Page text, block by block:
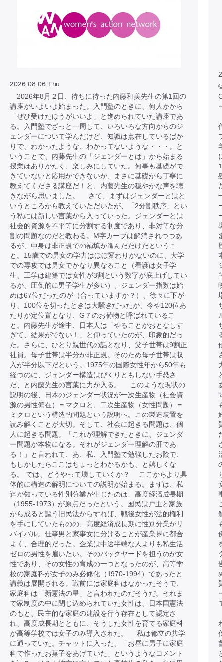
2026.08.06 Thu
2026年8月２日、待ちに待った内藤和美先生の第1回の
講座がいよいよ始まった。入門塾のときに、何人かから
「ぜひ受けたほうがいいよ」と進められていた講座であ
る。入門塾でざっと一周して、いろいろな方向からのジ
ェンダーについて学んだけど、知識は点在しているばか
りで、わかったような、わかってないような・・・。と
いうことで、内藤先生の「ジェンダーとは」から始まる
授業はありがたく、楽しみにしていた。何事も基礎がで
きていないと応用ができないが、まさに基礎から丁寧に
教えてくださる講座だ！と、内藤先生の穏やかな声を聴
きながら思いました。 さて、まずはジェンダーとはと
いうところから教えていただいたが、「2分割秩序」とい
う私には新しい言葉から入っていった。ジェンダーとは
社会的資源を不平等に分割する制度であり、非対等な分
割の問題なのだと教わる。M字カーブは解消されつつあ
るが、中身は非正規での補填が進んだだけだというこ
と。15歳での男女の学力はほぼ変わりがないのに、大学
での専攻では男女でかなり異なること（看護は女子学
生、工学は建築では女性が3割という数字が底上げしてい
るが、圧倒的に男子学生が多い）、ジェンダー指数は始
めは67位だったのが（合っていますか？）、徐々に下が
り、100位を切ったときは大騒ぎだったが、今や120位あ
たりが定位置となり、G７のお荷物と呼ばれているこ
と。内藤先生が途中、日本人は「やることがおとなしす
ぎて、結果がでない！」と仰っていたのが、印象的だっ
た。さらに、ひとり親世代の話となり、父子世帯は9割正
社員。母子世帯は半分が非正規。そのため母子世帯は収
入が半分以下だという。1975年の国際女性年から50年も
経つのに、ジェンダー構造はぴくりともしない手恐さ
だ、と内藤先生の言葉に力が入る。 このような現状の
説明の後、日本のジェンダー状況が一次生産物（社会資
源の男性偏在）＝マクロと、二次生産物（女性問題）＝
ミクロという構造的問題という説明へ。この製造装置を
読み解くことが大切。そして、社会に起きる問題は、個
人に起きる問題。「これが理解できたときに、ジェンダ
ー問題が本物になる。それがジェンダー理解の肝であ
る！」と言われて、あ、私、入門塾で勉強したお陰で、
もしかしたらここはちょっとわかるかも、と嬉しくな
る。 では、どうやって壊していくか？ ここからより具
体的に構造の解明についての説明が始まる。まずは、私
達が知っている性別分業が生じたのは、高度経済成長期
（1955-1973）が原点だったという。国民は戸主と家族
から成ると謳う旧民法からすれば、戦後女性が法的権利
を手にしていたものの、高度経済成長期に性別分業がリ
バイバル。仕事男と家事女に分けることが産業界に都合
よく、合理的だった。企業は中途半端な人よりも私生活
ゼロの男性を雇いたい。そのバックヤードを担うのが女
性であり、その女性の育成の一つとなったのが、高等学
校の家庭科が女子のみ必修化（1970-1994）であったと
講義は展開される。戦前には家庭科はなかったそうで、
家庭科は「新憲法の星」と言われたのだそうだ。それま
で家制度の中に閉じ込められていた女性は、日本国憲法
のもと、民主的な家庭の建設を行う存在として認定さ
れ、高度成長期とともに、そうした女性を育てる家庭科
が高等学校では女子のみ導入された。 私は都立の共学
に通っていた。チャットに入った、「お昼に男子に家庭
科で作ったお菓子をあげていた」というようなコメント